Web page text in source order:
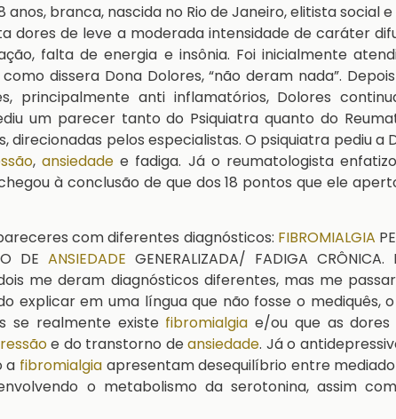
branca, nascida no Rio de Janeiro, elitista social
dores de leve a moderada intensidade de caráter
falta de energia e insônia. Foi inicialmente
dissera Dona Dolores, “não deram nada”.
principalmente anti inflamatórios, Dolores
um parecer tanto do Psiquiatra quanto do
direcionadas pelos especialistas. O psiquiatra pediu
,ansiedade e fadiga. Já o reumatologista
à conclusão de que dos 18 pontos que ele
com diferentes diagnósticos: FIBROMIALGIA
DE ANSIEDADE GENERALIZADA/ FADIGA
me deram diagnósticos diferentes, mas me
explicar em uma língua que não fosse o mediquês,
se realmente existe fibromialgia e/ou que as dores
e do transtorno deansiedade. Já o
a fibromialgiaapresentam desequilíbrio entre
o metabolismo da serotonina, assim